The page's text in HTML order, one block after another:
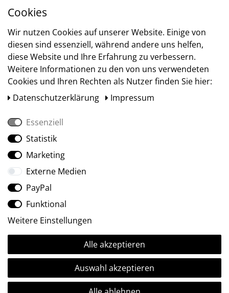
Versand
Social Media
Ⓒ2009-2026 ARTland GmbH • Alle Rechte vorbehalten.
Cookies
Wir nutzen Cookies auf unserer Website. Einige von
diesen sind essenziell, während andere uns helfen,
diese Website und Ihre Erfahrung zu verbessern.
Weitere Informationen zu den von uns verwendeten
Cookies und Ihren Rechten als Nutzer finden Sie hier:
Daten­schutz­erklärung
Impressum
Essenziell
Statistik
Marketing
Externe Medien
PayPal
Funktional
Weitere Einstellungen
Alle akzeptieren
Auswahl akzeptieren